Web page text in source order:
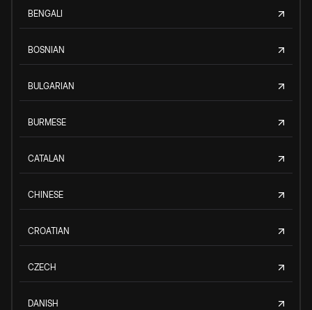
BENGALI
BOSNIAN
BULGARIAN
BURMESE
CATALAN
CHINESE
CROATIAN
CZECH
DANISH